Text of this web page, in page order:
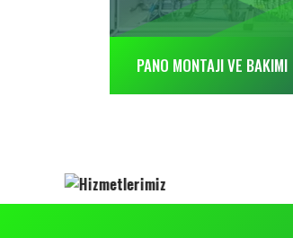
PANO MONTAJI VE BAKIMI